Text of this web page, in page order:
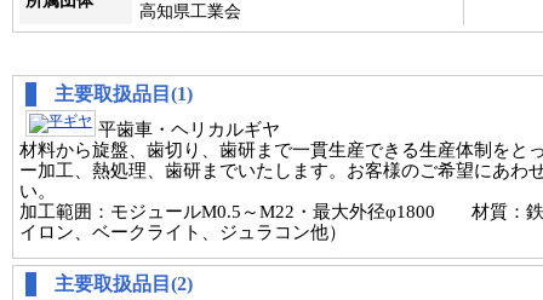
高知県工業会
主要取扱品目(1)
平歯車・ヘリカルギヤ
材料から旋盤、歯切り、歯研まで一貫生産できる生産体制をと
ー加工、熱処理、歯研までいたします。お客様のご希望にあわ
い。
加工範囲：モジュールM0.5～M22・最大外径φ1800 材質：
イロン、ベークライト、ジュラコン他）
主要取扱品目(2)